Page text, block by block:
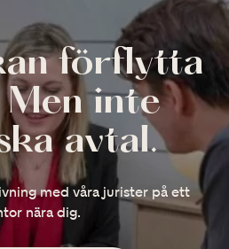
förflytta
inte
avtal.
med våra jurister på ett
nära dig.